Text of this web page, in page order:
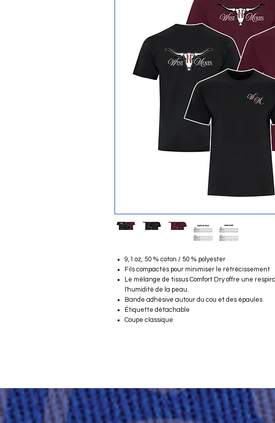
9,1 oz, 50 % coton / 50 % polyester
Fils compactés pour minimiser le rétrécissement
Le mélange de tissus Comfort Dry offre une
l'humidité de la peau.
Bande adhésive autour du cou et des épaules
Étiquette détachable
Coupe classique